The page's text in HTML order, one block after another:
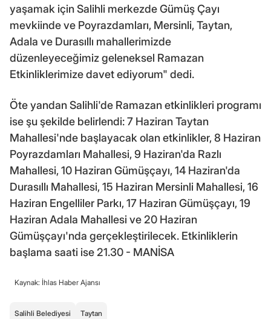
yaşamak için Salihli merkezde Gümüş Çayı
mevkiinde ve Poyrazdamları, Mersinli, Taytan,
Adala ve Durasıllı mahallerimizde
düzenleyeceğimiz geleneksel Ramazan
Etkinliklerimize davet ediyorum" dedi.
Öte yandan Salihli'de Ramazan etkinlikleri programı
ise şu şekilde belirlendi: 7 Haziran Taytan
Mahallesi'nde başlayacak olan etkinlikler, 8 Haziran
Poyrazdamları Mahallesi, 9 Haziran'da Razlı
Mahallesi, 10 Haziran Gümüşçayı, 14 Haziran'da
Durasıllı Mahallesi, 15 Haziran Mersinli Mahallesi, 16
Haziran Engelliler Parkı, 17 Haziran Gümüşçayı, 19
Haziran Adala Mahallesi ve 20 Haziran
Gümüşçayı'nda gerçekleştirilecek. Etkinliklerin
başlama saati ise 21.30 - MANİSA
Kaynak: İhlas Haber Ajansı
Salihli Belediyesi Taytan